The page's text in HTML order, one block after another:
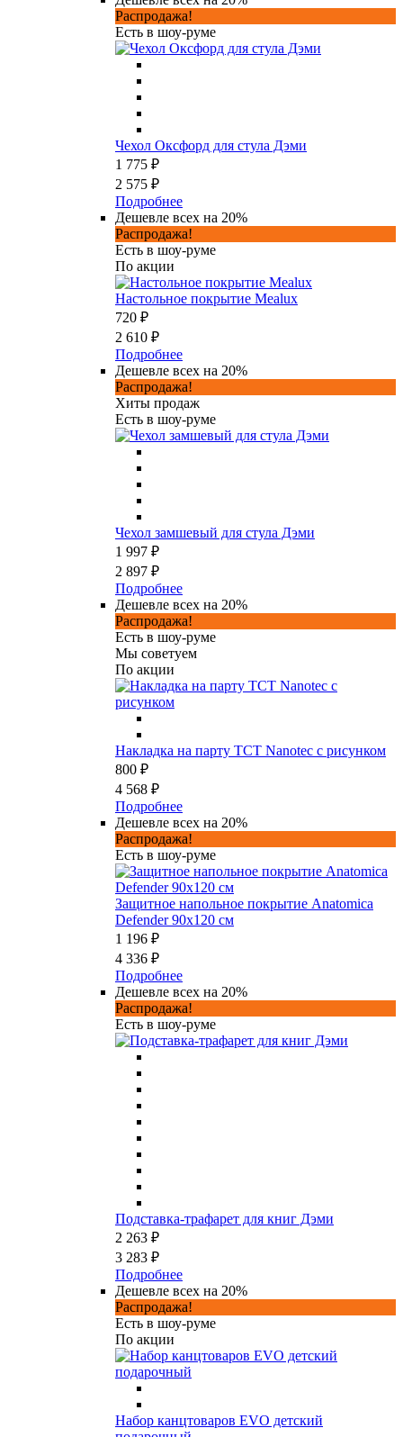
Распродажа!
Есть в шоу-руме
Чехол Оксфорд для стула Дэми
1 775 ₽
2 575 ₽
Подробнее
Дешевле всех на 20%
Распродажа!
Есть в шоу-руме
По акции
Настольное покрытие Mealux
720 ₽
2 610 ₽
Подробнее
Дешевле всех на 20%
Распродажа!
Хиты продаж
Есть в шоу-руме
Чехол замшевый для стула Дэми
1 997 ₽
2 897 ₽
Подробнее
Дешевле всех на 20%
Распродажа!
Есть в шоу-руме
Мы советуем
По акции
Накладка на парту TCT Nanotec с рисунком
800 ₽
4 568 ₽
Подробнее
Дешевле всех на 20%
Распродажа!
Есть в шоу-руме
Защитное напольное покрытие Anatomica
Defender 90x120 см
1 196 ₽
4 336 ₽
Подробнее
Дешевле всех на 20%
Распродажа!
Есть в шоу-руме
Подставка-трафарет для книг Дэми
2 263 ₽
3 283 ₽
Подробнее
Дешевле всех на 20%
Распродажа!
Есть в шоу-руме
По акции
Набор канцтоваров EVO детский